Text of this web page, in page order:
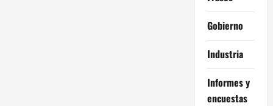
Gobierno
Industria
Informes y
encuestas